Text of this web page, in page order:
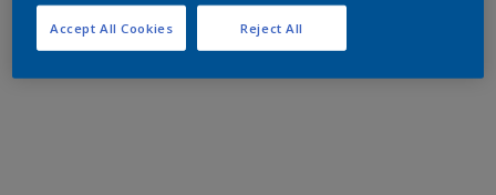
Reject All
Accept All Cookies